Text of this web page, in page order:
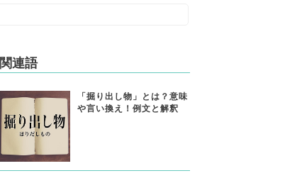
関連語
「掘り出し物」とは？意味
や言い換え！例文と解釈